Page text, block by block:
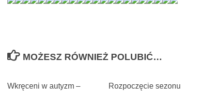
MOŻESZ RÓWNIEŻ POLUBIĆ…
Wkręceni w autyzm –
Rozpoczęcie sezonu